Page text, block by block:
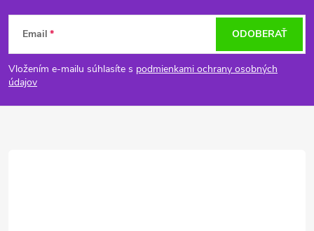
Z
á
p
Email
Vložením e-mailu súhlasíte s podmienkami ochrany osobných
údajov
ODOBERAŤ